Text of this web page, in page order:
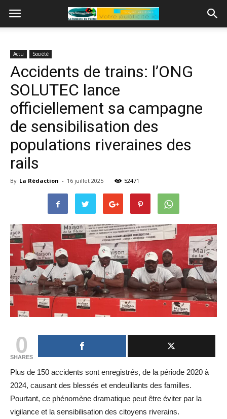
Actu Société
Accidents de trains: l’ONG
SOLUTEC lance
officiellement sa campagne
de sensibilisation des
populations riveraines des
rails
By La Rédaction - 16 juillet 2025 52471
0
SHARES
Plus de 150 accidents sont enregistrés, de la période 2020 à
2024, causant des blessés et endeuillants des familles.
Pourtant, ce phénomène dramatique peut être éviter par la
vigilance et la sensibilisation des citoyens riverains.